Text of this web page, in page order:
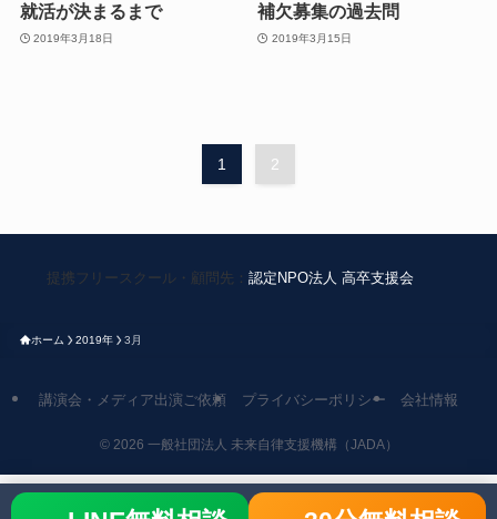
就活が決まるまで
2019年3月18日
補欠募集の過去問
2019年3月15日
1 2
提携フリースクール・顧問先： 認定NPO法人 高卒支援会
ホーム 2019年 3月
講演会・メディア出演ご依頼 プライバシーポリシー 会社情報
©2026 一般社団法人 未来自律支援機構（JADA）